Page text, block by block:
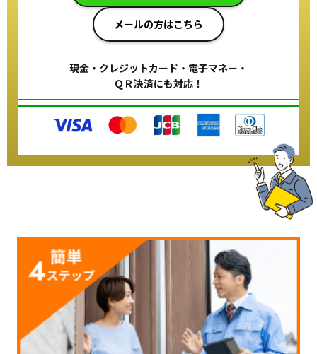
メールの方はこちら
現金・クレジットカード・電子マネー・
ＱＲ決済にも対応！